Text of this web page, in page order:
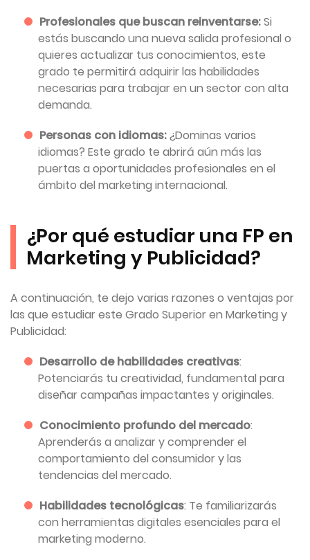
Profesionales que buscan reinventarse:Si
estás buscando una nueva salida profesional o
quieres actualizar tus conocimientos, este
grado te permitirá adquirir las habilidades
necesarias para trabajar en un sector con alta
demanda.
Personas con idiomas:¿Dominas varios
idiomas? Este grado te abrirá aún más las
puertas a oportunidades profesionales en el
ámbito del marketing internacional.
¿Por qué estudiar una FP en
Marketing y Publicidad?
A continuación, te dejo varias razones o ventajas por
las que estudiar este Grado Superior en Marketing y
Publicidad:
Desarrollo de habilidades creativas:
Potenciarás tu creatividad, fundamental para
diseñar campañas impactantes y originales.
Conocimiento profundo del mercado:
Aprenderás a analizar y comprender el
comportamiento del consumidor y las
tendencias del mercado.
Habilidades tecnológicas: Te familiarizarás
con herramientas digitales esenciales para el
marketing moderno.